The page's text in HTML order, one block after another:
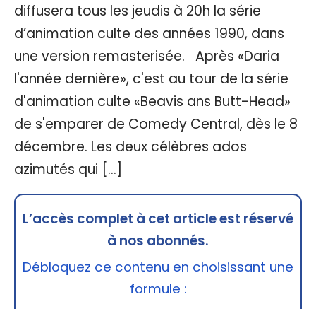
diffusera tous les jeudis à 20h la série
d’animation culte des années 1990, dans
une version remasterisée. Après «Daria
l'année dernière», c'est au tour de la série
d'animation culte «Beavis ans Butt-Head»
de s'emparer de Comedy Central, dès le 8
décembre. Les deux célèbres ados
azimutés qui […]
L’accès complet à cet article est réservé
à nos abonnés.
Débloquez ce contenu en choisissant une
formule :